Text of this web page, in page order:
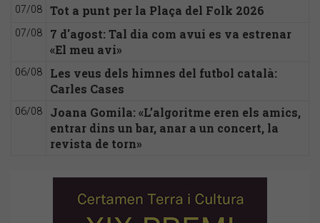
07/08 Tot a punt per la Plaça del Folk 2026
07/08
7 d'agost: Tal dia com avui es va estrenar
«El meu avi»
06/08
Les veus dels himnes del futbol català:
Carles Cases
06/08
Joana Gomila: «L’algoritme eren els amics,
entrar dins un bar, anar a un concert, la
revista de torn»